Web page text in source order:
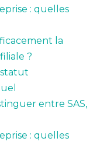
: quelles
la
?
entre SAS,
: quelles